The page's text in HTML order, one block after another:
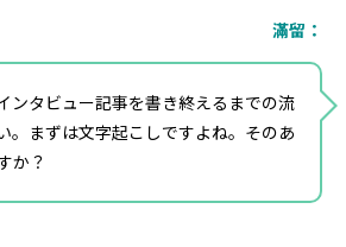
滿留：
ンタビュー記事を書き終えるまでの流
。まずは文字起こしですよね。そのあ
か？